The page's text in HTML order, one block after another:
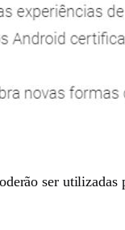
ser utilizadas